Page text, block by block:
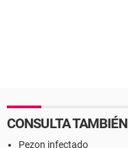
CONSULTA TAMBIÉN
Pezon infectado